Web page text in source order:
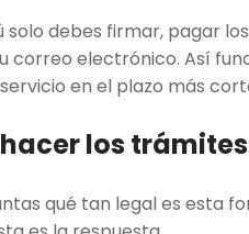
solo debes firmar, pagar
correo electrónico. Así
en el plazo más
hacer los
qué tan legal es esta